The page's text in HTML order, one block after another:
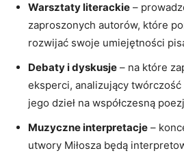
Warsztaty ⁤literackie –
zaproszonych autorów, które
rozwijać swoje umiejętności
Debaty i dyskusje – na które
eksperci, ‍analizujący​ twórczość
jego dzieł na współczesną
Muzyczne interpretacje –
utwory Miłosza będą